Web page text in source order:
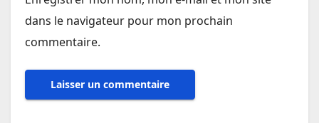
dans le navigateur pour mon prochain
commentaire.